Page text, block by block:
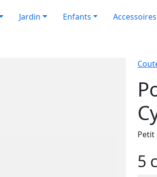
Jardin Enfants Accessoires
Petit
5